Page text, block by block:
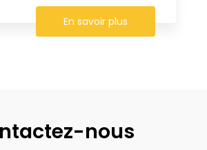
En savoir plus
nous